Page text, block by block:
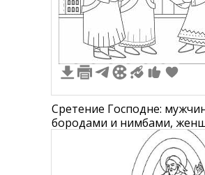
Сретение Господне:
бородами и нимбами,
нимбом, младенец, голуби,
заднем плане с арками и